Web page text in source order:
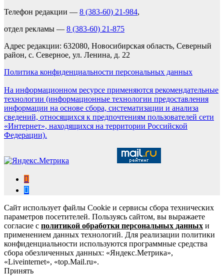
Телефон редакции — 8 (383-60) 21-984,
отдел рекламы — 8 (383-60) 21-875
Адрес редакции: 632080, Новосибирская область, Северный
район, с. Северное, ул. Ленина, д. 22
Политика конфиденциальности персональных данных
На информационном ресурсе применяются рекомендательные
технологии (информационные технологии предоставления
информации на основе сбора, систематизации и анализа
сведений, относящихся к предпочтениям пользователей сети
«Интернет», находящихся на территории Российской
Федерации).
Сайт использует файлы Cookie и сервисы сбора технических
параметров посетителей. Пользуясь сайтом, вы выражаете
согласие с политикой обработки персональных данных и
применением данных технологий. Для реализации политики
конфиденциальности используются программные средства
сбора обезличенных данных: «Яндекс.Метрика»,
«Liveinternet», «top.Mail.ru».
Принять